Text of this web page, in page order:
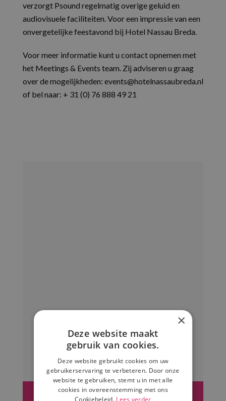
verzorgt Psound regelmatig overige geluid en
audiovisuele faciliteiten. Voor een impressie van een
onvergetelijke feestavond bij Hotel Nassau Breda.
Voor meer informatie kunt u contact opnemen met
het Meetings & Events team. Zij adviseren u graag
over de mogelijkheden: events@hotelnassaubreda.nl
of bel naar: + 31 (0) 76 888 49 21
×
Deze website maakt
gebruik van cookies.
Deze website gebruikt cookies om uw
gebruikerservaring te verbeteren. Door onze
website te gebruiken, stemt u in met alle
cookies in overeenstemming met ons
Cookiebeleid. Lees verder